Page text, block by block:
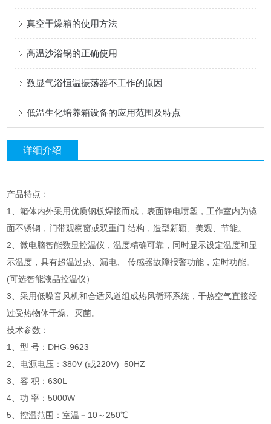
真空干燥箱的使用方法
高温沙浴锅的正确使用
数显气浴恒温振荡器不工作的原因
低温生化培养箱设备的应用范围及特点
详细介绍
产品特点：
1、箱体内外采用优质钢板焊接而成，表面静电喷塑，工作室内为镜
面不锈钢，门带观察窗或双重门 结构，造型新颖、美观、节能。
2、微电脑智能数显控温仪，温度精确可靠，同时显示设定温度和显
示温度，具有超温过热、漏电、 传感器故障报警功能，定时功能。
(可选智能液晶控温仪）
3、采用低噪音风机和合适风道组成热风循环系统，干热空气直接经
过受热物体干燥、灭菌。
技术参数：
1、型 号：DHG-9623
2、电源电压：380V (或220V) 50HZ
3、容 积：630L
4、功 率：5000W
5、控温范围：室温﹢10～250℃